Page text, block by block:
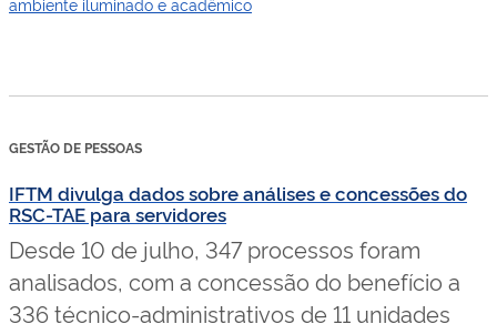
GESTÃO DE PESSOAS
IFTM divulga dados sobre análises e concessões do
RSC-TAE para servidores
Desde 10 de julho, 347 processos foram
analisados, com a concessão do benefício a
336 técnico-administrativos de 11 unidades